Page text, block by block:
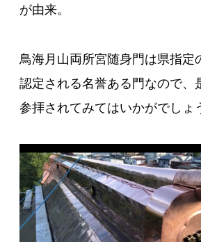
が由来。
鳥海月山両所宮随身門は県指定
認定される名誉ある門なので、
参拝されてみてはいかがでしょ